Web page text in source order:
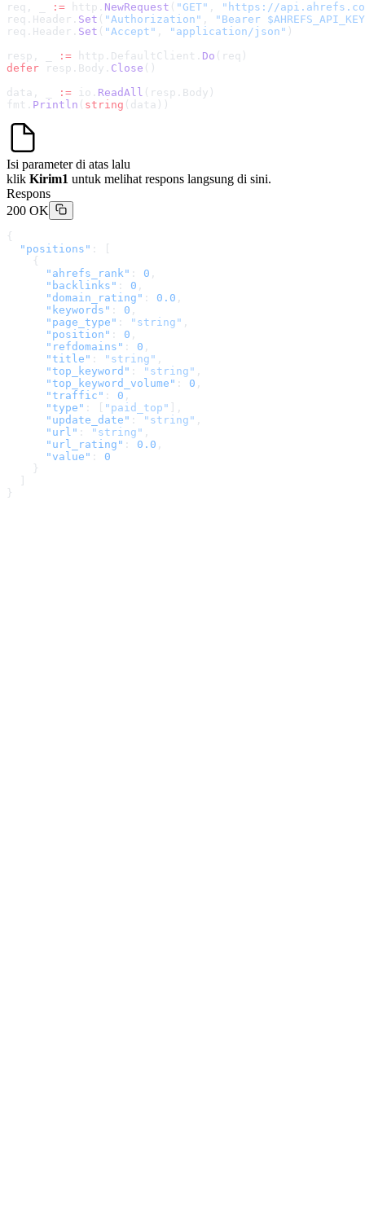
req, _ := http. NewRequest ( "GET" , " https://
req.Header. Set ( "Authorization" ,
"Bearer
req.Header. Set ( "Accept" , "application/json" )
resp, _
:= http.DefaultClient. Do (req)
defer resp.Body. Close ()
data, _
:= io. ReadAll (resp.Body)
fmt. Println ( string (data))
Isi parameter di atas lalu
klik Kirim1 untuk melihat respons langsung di sini.
Respons
200 OK
{
  "positions"
: [
    {
      "ahrefs_rank"
: 0 ,
      "backlinks"
: 0 ,
      "domain_rating"
: 0.0 ,
      "keywords"
: 0 ,
      "page_type"
: "string" ,
      "position"
: 0 ,
      "refdomains"
: 0 ,
      "title"
: "string" ,
      "top_keyword"
: "string" ,
      "top_keyword_volume"
: 0 ,
      "traffic"
: 0 ,
      "type"
: [ "paid_top"
],
      "update_date"
: "string" ,
      "url"
: "string" ,
      "url_rating"
: 0.0 ,
      "value"
: 0
    }
}